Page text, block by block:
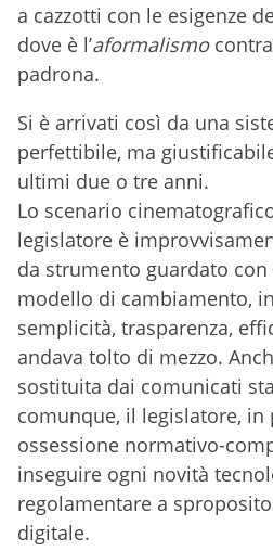
a cazzotti con le esigenze
dove è l’aformalismo
padrona.
Si è arrivati così da una
perfettibile, ma
ultimi due o tre anni.
Lo scenario
legislatore è
da strumento guardato
modello di cambiamento,
semplicità, trasparenza,
andava tolto di mezzo.
sostituita dai comunicati
comunque, il legislatore, in
ossessione normativo-
inseguire ogni novità
regolamentare a
digitale.